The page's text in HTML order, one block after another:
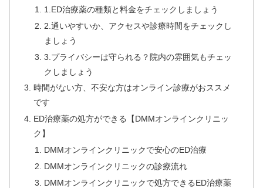
1.ED治療薬の種類と料金をチェックしましょう
2.通いやすいか、アクセスや診療時間をチェックし
ましょう
3.プライバシーは守られる？院内の雰囲気もチェッ
クしましょう
時間がない方、不安な方はオンライン診療がおススメ
です
ED治療薬の処方ができる【DMMオンラインクリニッ
ク】
DMMオンラインクリニックで安心のED治療
DMMオンラインクリニックの診療流れ
DMMオンラインクリニックで処方できるED治療薬